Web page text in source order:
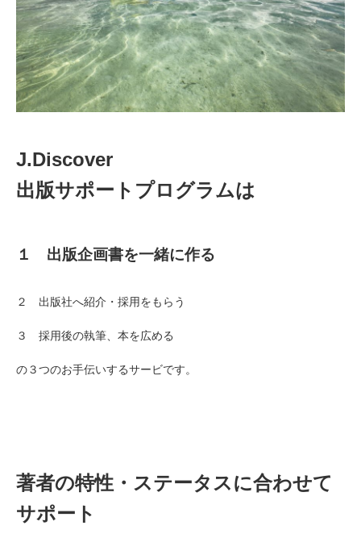
J.Discover
出版サポートプログラムは
１ 出版企画書を一緒に作る
２ 出版社へ紹介・採用をもらう
３ 採用後の執筆、本を広める
の３つのお手伝いするサービです。
著者の特性・ステータスに合わせて
サポート